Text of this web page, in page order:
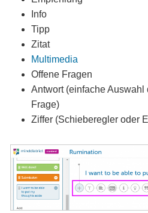
Info
Tipp
Zitat
Multimedia
Offene Fragen
Antwort (einfache
Frage)
Ziffer (Schieberegler oder